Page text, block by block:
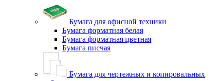
Бумага для офисной техники
Бумага форматная белая
Бумага форматная цветная
Бумага писчая
Бумага для чертежных и копировальных